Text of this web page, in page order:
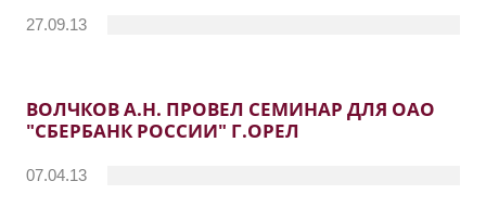
27.09.13
ВОЛЧКОВ А.Н. ПРОВЕЛ СЕМИНАР ДЛЯ ОАО
"СБЕРБАНК РОССИИ" Г.ОРЕЛ
07.04.13